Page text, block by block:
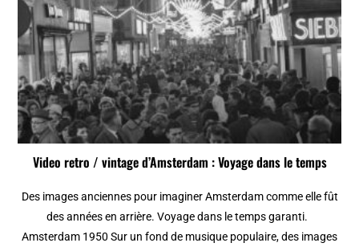
Video retro / vintage d’Amsterdam : Voyage dans le temps
Des images anciennes pour imaginer Amsterdam comme elle fût
des années en arrière. Voyage dans le temps garanti.
Amsterdam 1950 Sur un fond de musique populaire, des images